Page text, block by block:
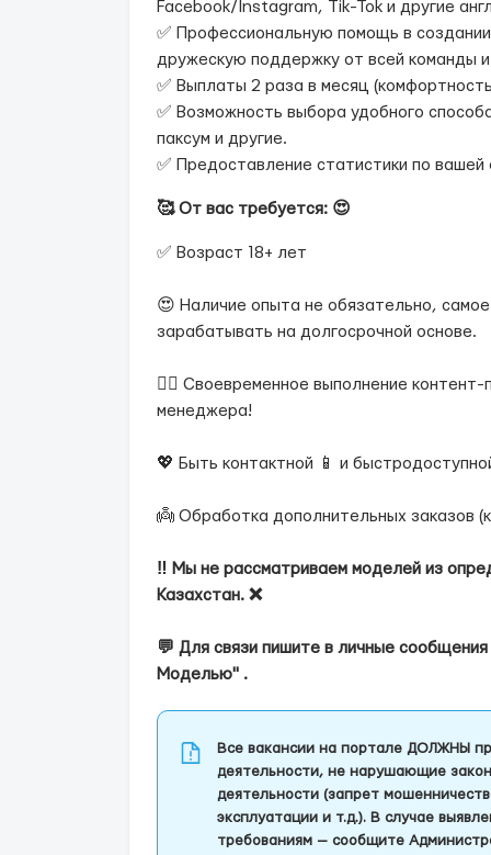
Facebook/Instagram, Tik-Tok и другие
✅ Профессиональную помощь в
дружескую поддержку от всей команды
✅ Выплаты 2 раза в месяц
✅ Возможность выбора удобного
паксум и другие.
✅ Предоставление статистики по вашей
🥰 От вас требуется: 😍
✅ Возраст 18+ лет
😍 Наличие опыта не обязательно,
зарабатывать на долгосрочной основе.
❤️‍🔥 Своевременное выполнение
менеджера!
💖 Быть контактной 📱 и
👼 Обработка дополнительных заказов
‼️ Мы не рассматриваем моделей из
Казахстан. ❌
💬 Для связи пишите в личные
Моделью" .
Все вакансии на портале ДОЛЖНЫ
деятельности, не нарушающие
деятельности (запрет
эксплуатации и т.д.). В случае
требованиям — сообщите